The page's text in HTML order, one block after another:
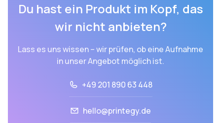
Du hast ein Produkt im Kopf, das
wir nicht anbieten?
Lass es uns wissen – wir prüfen, ob eine Aufnahme
in unser Angebot möglich ist.
+49 201 890 63 448
hello@printegy.de